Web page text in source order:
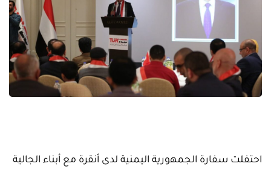
احتفلت سفارة الجمهورية اليمنية لدى أنقرة مع أبناء الجالية